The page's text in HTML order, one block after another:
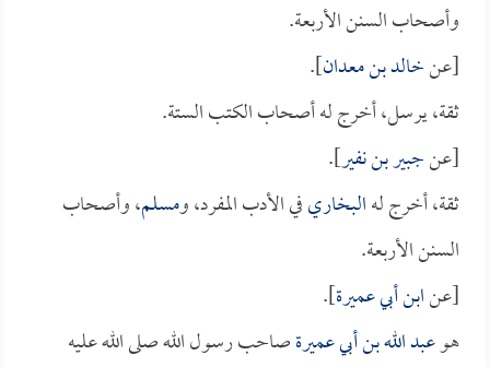
وأصحاب السنن الأربعة.
[عنخالد بن معدان].
ثقة، يرسل، أخرج له أصحاب الكتب الستة.
[عنجبير بن نفير].
ثقة، أخرج لهالبخاريفي الأدب المفرد، ومسلم، وأصحاب
السنن الأربعة.
[عنابن أبي عميرة].
هوعبد الله بن أبي عميرةصاحب رسول الله صلى الله عليه